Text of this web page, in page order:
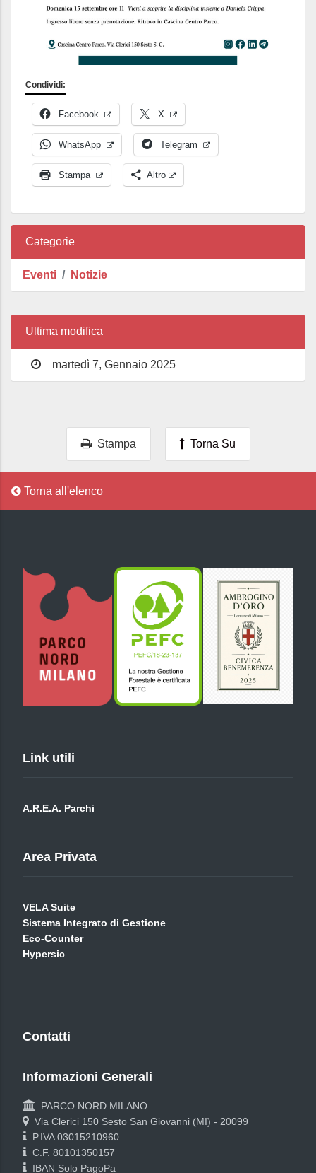
Condividi:
Facebook X
WhatsApp Telegram
Stampa Altro
Categorie
Eventi Notizie
Ultima modifica
martedì 7, Gennaio 2025
Stampa Torna Su
Torna all'elenco
Link utili
A.R.E.A. Parchi
Area Privata
VELA Suite
Sistema Integrato di Gestione
Eco-Counter
Hypersic
Contatti
Informazioni Generali
PARCO NORD MILANO
Via Clerici 150 Sesto San Giovanni (MI) - 20099
P.IVA 03015210960
C.F. 80101350157
IBAN Solo PagoPa